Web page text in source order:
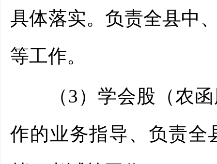
具体落实。负责全县中
等工作。
（3）学会股（农函
作的业务指导、负责全